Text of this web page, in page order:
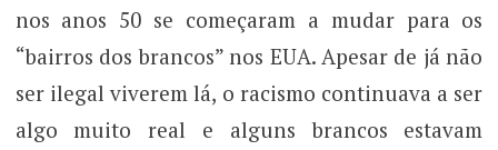
nos anos 50 se começaram a mudar para os
“bairros dos brancos” nos EUA. Apesar de já não
ser ilegal viverem lá, o racismo continuava a ser
algo muito real e alguns brancos estavam